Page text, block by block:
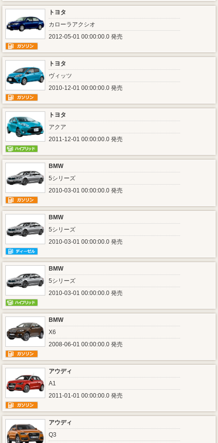
トヨタ
カローラアクシオ
2012-05-01 00:00:00.0 発売
トヨタ
ヴィッツ
2010-12-01 00:00:00.0 発売
トヨタ
アクア
2011-12-01 00:00:00.0 発売
BMW
5シリーズ
2010-03-01 00:00:00.0 発売
BMW
5シリーズ
2010-03-01 00:00:00.0 発売
BMW
5シリーズ
2010-03-01 00:00:00.0 発売
BMW
X6
2008-06-01 00:00:00.0 発売
アウディ
A1
2011-01-01 00:00:00.0 発売
アウディ
Q3